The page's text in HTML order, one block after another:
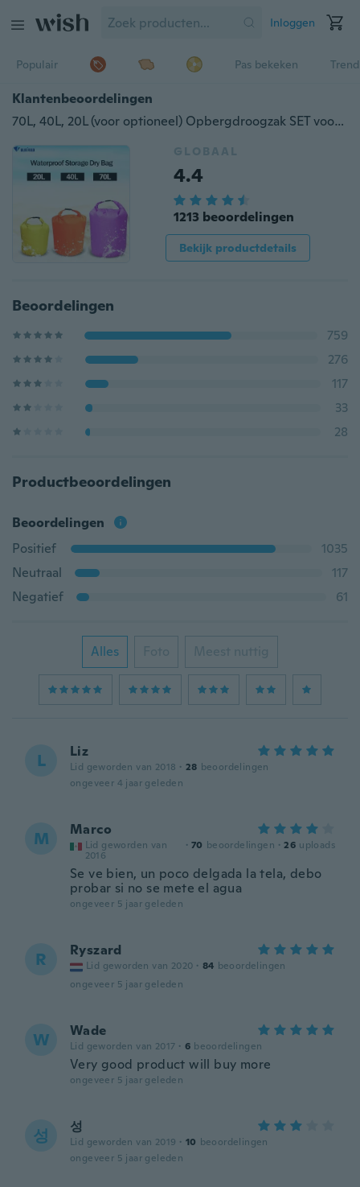
Inloggen
Populair Pas bekeken
Klantenbeoordelingen
70L, 40L, 20L (voor optioneel) Opbergdroogzak SET voor kano-kajak Rafting Sport Camping Reiskit Uitrusting H8071 Reisaccessoires
GLOBAAL
4.4
1213 beoordelingen
Bekijk productdetails
Beoordelingen
759
276
117
33
28
Productbeoordelingen
Beoordelingen
Positief
1035
Neutraal
117
Negatief
61
Alles Foto Meest nuttig
L Liz
Lid geworden van 2018 · 28 beoordelingen
ongeveer 4 jaar geleden
M Marco
Lid geworden van
2016
· 70 beoordelingen · 26 uploads
Se ve bien, un poco delgada la tela, debo
probar si no se mete el agua
ongeveer 5 jaar geleden
R Ryszard
Lid geworden van 2020 · 84 beoordelingen
ongeveer 5 jaar geleden
W Wade
Lid geworden van 2017 · 6 beoordelingen
Very good product will buy more
ongeveer 5 jaar geleden
성 성
Lid geworden van 2019 · 10 beoordelingen
ongeveer 5 jaar geleden